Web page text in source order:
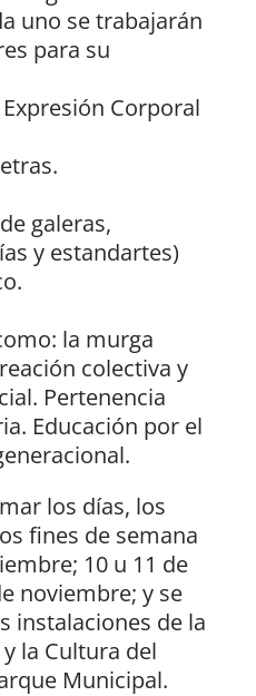
uno se trabajarán
para su
Corporal
galeras,
y estandartes)
la murga
colectiva y
Pertenencia
Educación por el
los días, los
fines de semana
10 u 11 de
noviembre; y se
instalaciones de la
la Cultura del
Municipal.